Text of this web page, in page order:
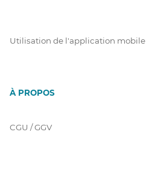
Utilisation de l'application mobile
À PROPOS
CGU / GGV